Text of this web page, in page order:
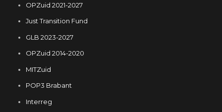
OPZuid 2021-2027
Just Transition Fund
GLB 2023-2027
OPZuid 2014-2020
MITZuid
POP3 Brabant
Interreg